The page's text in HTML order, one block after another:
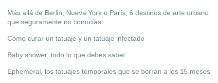
Más allá de Berlin, Nueva York o París, 6 destinos de arte urbano
que seguramente no conocías
Cómo curar un tatuaje y un tatuaje infectado
Baby shower, todo lo que debes saber
Ephemeral, los tatuajes temporales que se borran a los 15 meses